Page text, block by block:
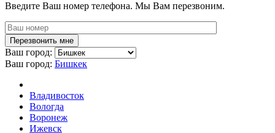
Введите Ваш номер телефона. Мы Вам перезвоним.
Ваш город:
Ваш город: Бишкек
Владивосток
Вологда
Воронеж
Ижевск